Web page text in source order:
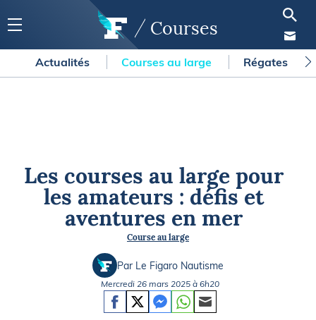
Courses
Actualités Courses au large Régates
Les courses au large pour
les amateurs : défis et
aventures en mer
Course au large
Par Le Figaro Nautisme
Mercredi 26 mars 2025 à 6h20